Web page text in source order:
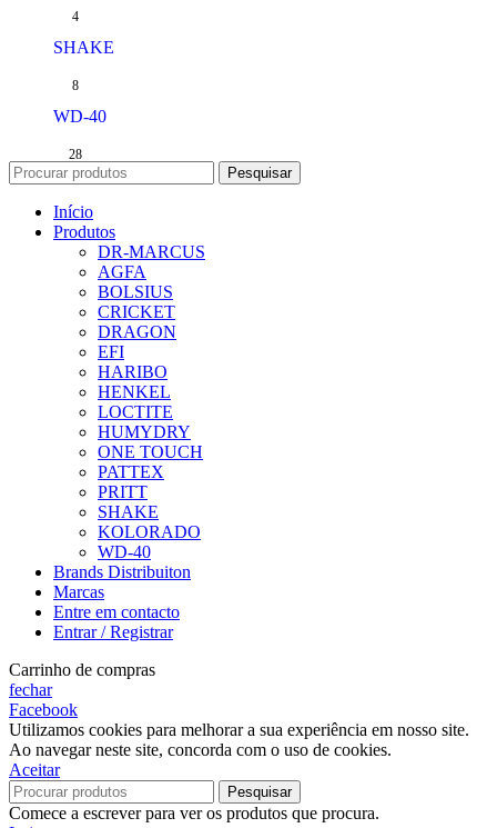
4
SHAKE
8
WD-40
28
Pesquisar
Início
Produtos
DR-MARCUS
AGFA
BOLSIUS
CRICKET
DRAGON
EFI
HARIBO
HENKEL
LOCTITE
HUMYDRY
ONE TOUCH
PATTEX
PRITT
SHAKE
KOLORADO
WD-40
Brands Distribuiton
Marcas
Entre em contacto
Entrar / Registrar
Carrinho de compras
fechar
Facebook
Utilizamos cookies para melhorar a sua experiência em nosso site.
Ao navegar neste site, concorda com o uso de cookies.
Aceitar
Pesquisar
Comece a escrever para ver os produtos que procura.